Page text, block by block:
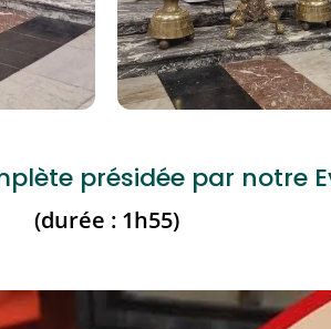
présidée par notre
(durée : 1h55)